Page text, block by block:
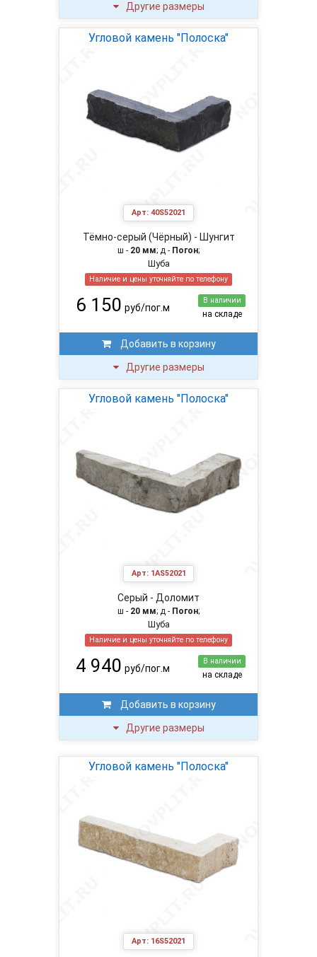
Другие размеры
Арт: 40S52021
Угловой камень "Полоска"
Тёмно-серый (Чёрный) - Шунгит
ш - 20 мм; д - Погон;
Шуба
Наличие и цены уточняйте по телефону
6 150 руб/пог.м
В наличии
на складе
Добавить в корзину
Другие размеры
Арт: 1AS52021
Угловой камень "Полоска"
Серый - Доломит
ш - 20 мм; д - Погон;
Шуба
Наличие и цены уточняйте по телефону
4 940 руб/пог.м
В наличии
на складе
Добавить в корзину
Другие размеры
Арт: 16S52021
Угловой камень "Полоска"